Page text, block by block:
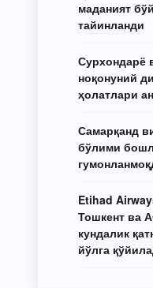
маданият
тайинланди
Сурхондарё
ноқонуний
ҳолатлари
Самарқанд
бўлими
Etihad
Тошкент ва
кундалик
йўлга